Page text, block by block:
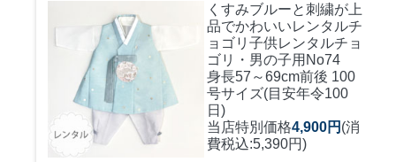
くすみブルーと刺繍が上
品でかわいいレンタルチ
ョゴリ 子供レンタルチョ
ゴリ・男の子用No74
身長57～69cm前後 100
号サイズ(目安年令100
日)
当店特別価格4,900円 (消
費税込:5,390円)